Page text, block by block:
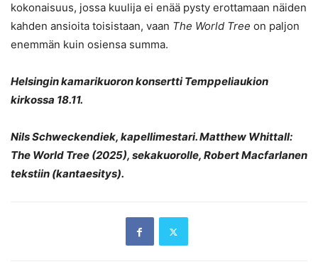
kokonaisuus, jossa kuulija ei enää pysty erottamaan näiden
kahden ansioita toisistaan, vaan The World Tree on paljon
enemmän kuin osiensa summa.
Helsingin kamarikuoron konsertti Temppeliaukion
kirkossa 18.11.
Nils Schweckendiek, kapellimestari. Matthew Whittall:
The World Tree (2025), sekakuorolle, Robert Macfarlanen
tekstiin (kantaesitys).